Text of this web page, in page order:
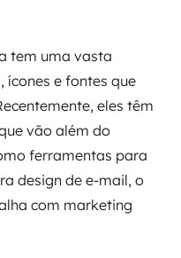
tem uma vasta
ícones e fontes que
eles têm
vão além do
ferramentas para
design de e-mail, o
com marketing